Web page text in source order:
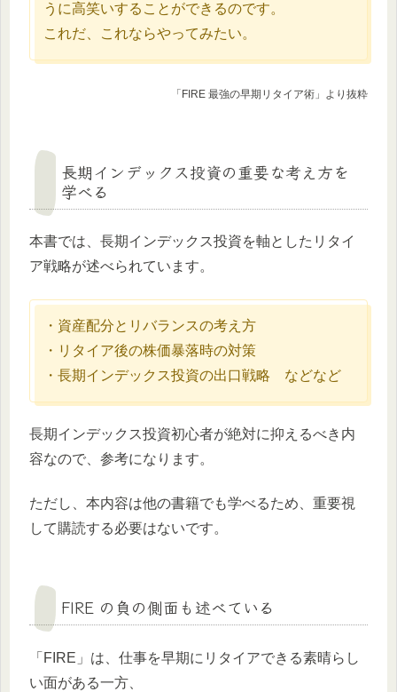
うに高笑いすることができるのです。
これだ、これならやってみたい。
「FIRE 最強の早期リタイア術」より抜粋
長期インデックス投資の重要な考え方を
学べる
本書では、長期インデックス投資を軸としたリタイ
ア戦略が述べられています。
・資産配分とリバランスの考え方
・リタイア後の株価暴落時の対策
・長期インデックス投資の出口戦略 などなど
長期インデックス投資初心者が絶対に抑えるべき内
容なので、参考になります。
ただし、本内容は他の書籍でも学べるため、重要視
して購読する必要はないです。
FIRE の負の側面も述べている
「FIRE」は、仕事を早期にリタイアできる素晴らし
い面がある一方、